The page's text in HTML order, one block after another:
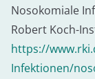
Nosokomiale
Robert Koch-
https://
Infektionen/